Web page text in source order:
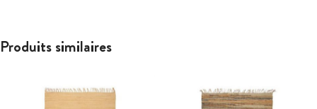
Produits similaires